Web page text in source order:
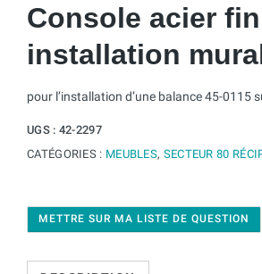
Console acier
installation
pour l’installation d’une balance 45-0115
UGS : 42-2297
CATÉGORIES : MEUBLES, SECTEUR 80
METTRE SUR MA LISTE DE QUESTION